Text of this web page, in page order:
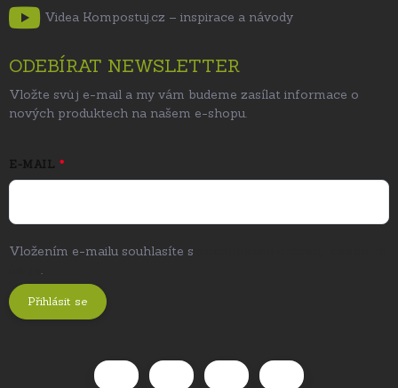
Videa Kompostuj.cz – inspirace a návody
ODEBÍRAT NEWSLETTER
Vložte svůj e-mail a my vám budeme zasílat informace o
nových produktech na našem e-shopu.
E-MAIL
Vložením e-mailu souhlasíte s
.
Přihlásit se